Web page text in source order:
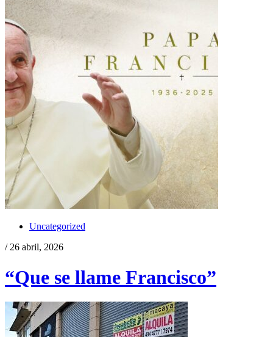
Uncategorized
/ 26 abril, 2026
“Que se llame Francisco”